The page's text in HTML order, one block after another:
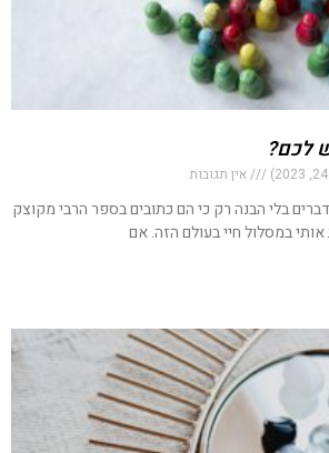
לכם?
אין תגובות
בלי הבנה רק כי הם כתובים בספר הרבי מקוצק
במסלול חיי בעולם הזה. אם